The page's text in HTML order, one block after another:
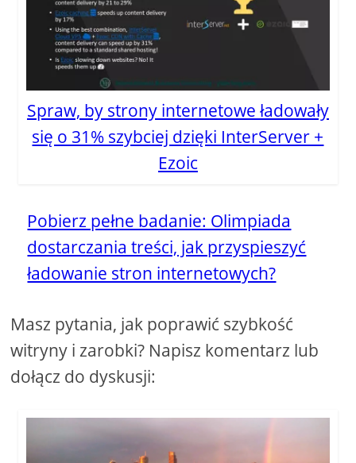
Spraw, by strony internetowe ładowały
się o 31% szybciej dzięki InterServer +
Ezoic
Pobierz pełne badanie: Olimpiada
dostarczania treści, jak przyspieszyć
ładowanie stron internetowych?
Masz pytania, jak poprawić szybkość
witryny i zarobki? Napisz komentarz lub
dołącz do dyskusji: